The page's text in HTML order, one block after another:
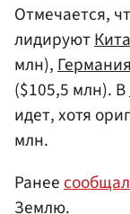
Отмечается,
лидируют
млн), Германия
($105,5 млн). В
идет, хотя
млн.
Ранее
Землю.